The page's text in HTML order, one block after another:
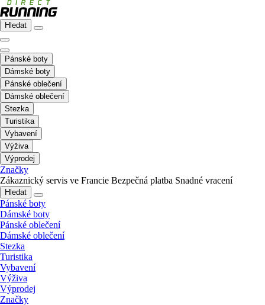
Hledat
Pánské boty
Dámské boty
Pánské oblečení
Dámské oblečení
Stezka
Turistika
Vybavení
Výživa
Výprodej
Značky
Zákaznický servis ve Francie Bezpečná platba Snadné vracení
Hledat
Pánské boty
Dámské boty
Pánské oblečení
Dámské oblečení
Stezka
Turistika
Vybavení
Výživa
Výprodej
Značky